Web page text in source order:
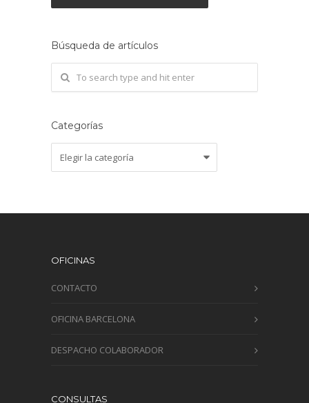
Búsqueda de artículos
Categorías
OFICINAS
CONTACTO
OFICINA BARCELONA
DESPACHO COLABORADOR
CONSULTAS